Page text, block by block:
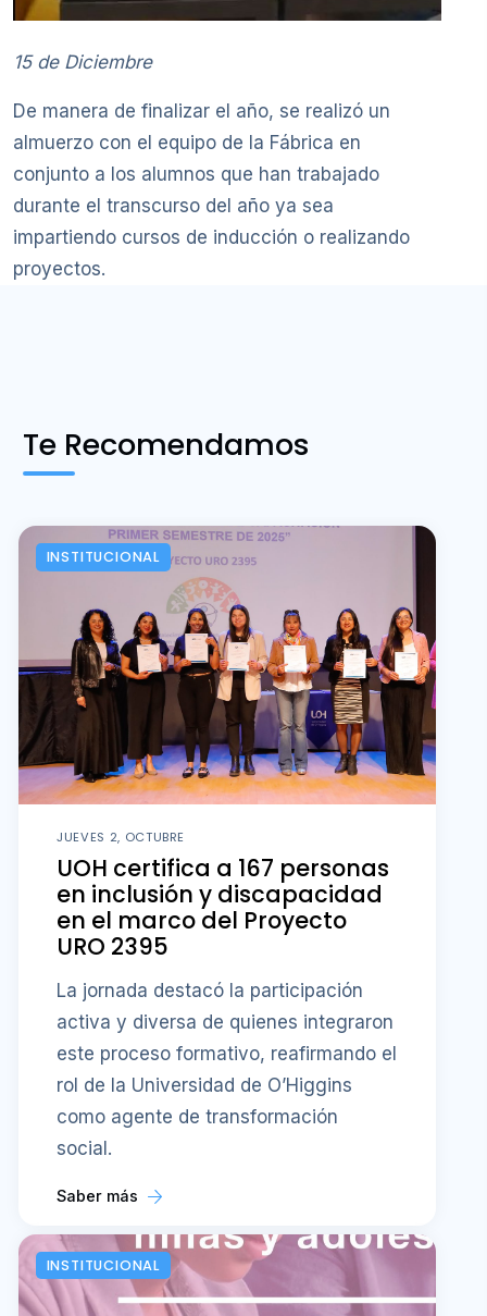
15 de Diciembre
De manera de finalizar el año, se realizó un
almuerzo con el equipo de la Fábrica en
conjunto a los alumnos que han trabajado
durante el transcurso del año ya sea
impartiendo cursos de inducción o realizando
proyectos.
Te Recomendamos
INSTITUCIONAL
JUEVES 2, OCTUBRE
UOH certifica a 167 personas
en inclusión y discapacidad
en el marco del Proyecto
URO 2395
La jornada destacó la participación
activa y diversa de quienes integraron
este proceso formativo, reafirmando el
rol de la Universidad de O’Higgins
como agente de transformación
social.
Saber más
INSTITUCIONAL